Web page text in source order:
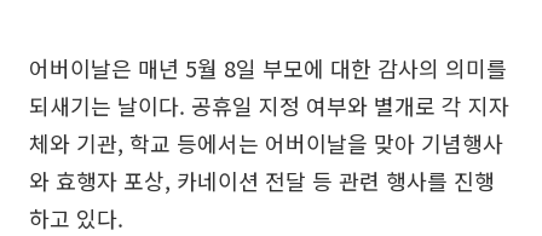
어버이날은 매년 5월 8일 부모에 대한 감사의 의미를
되새기는 날이다. 공휴일 지정 여부와 별개로 각 지자
체와 기관, 학교 등에서는 어버이날을 맞아 기념행사
와 효행자 포상, 카네이션 전달 등 관련 행사를 진행
하고 있다.